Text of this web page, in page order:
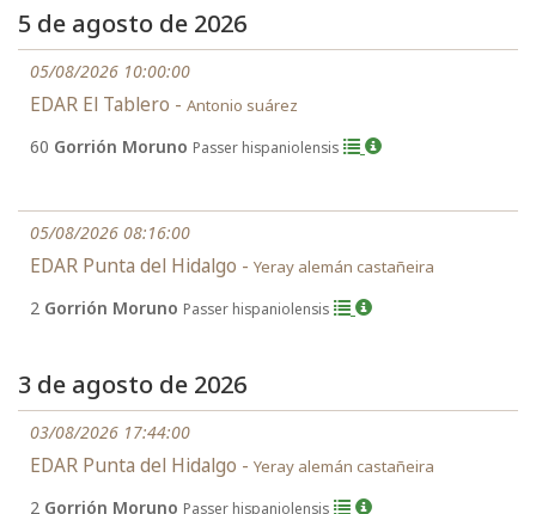
5 de agosto de 2026
05/08/2026 10:00:00
EDAR El Tablero - Antonio suárez
60 Gorrión Moruno Passer hispaniolensis
05/08/2026 08:16:00
EDAR Punta del Hidalgo - Yeray alemán castañeira
2 Gorrión Moruno Passer hispaniolensis
3 de agosto de 2026
03/08/2026 17:44:00
EDAR Punta del Hidalgo - Yeray alemán castañeira
2 Gorrión Moruno Passer hispaniolensis